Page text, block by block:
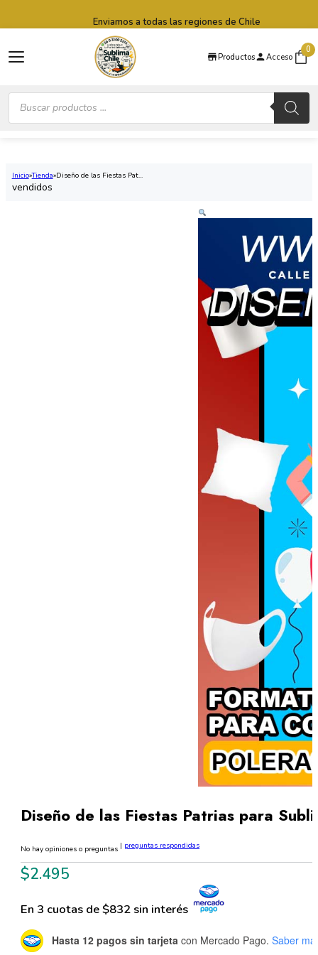
Productos Acceso
0
Búsqueda
productos
Enviamos a todas las regiones de Chile
Inicio Tienda Diseño de las Fiestas Pat...
vendidos
Diseño de las Fiestas Patrias para
No hay opiniones o preguntas | preguntas respondidas
$2.495
En 3 cuotas de $832 sin interés
Hasta 12 pagos sin tarjeta con Mercado Pago. Saber